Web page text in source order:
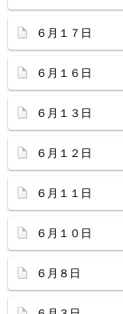
６月１７日
６月１６日
６月１３日
６月１２日
６月１１日
６月１０日
６月８日